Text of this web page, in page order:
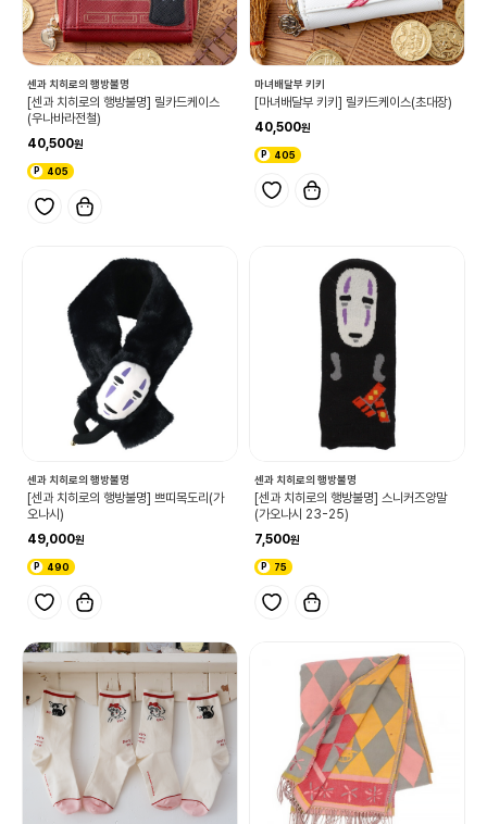
센과 치히로의 행방불명
[센과 치히로의 행방불명] 릴카드케이스
(우나바라전철)
40,500
405
마녀배달부 키키
[마녀배달부 키키] 릴카드케이스(초대장)
40,500
405
센과 치히로의 행방불명
[센과 치히로의 행방불명] 쁘띠목도리(가
오나시)
49,000
490
센과 치히로의 행방불명
[센과 치히로의 행방불명] 스니커즈양말
(가오나시 23-25)
7,500
75